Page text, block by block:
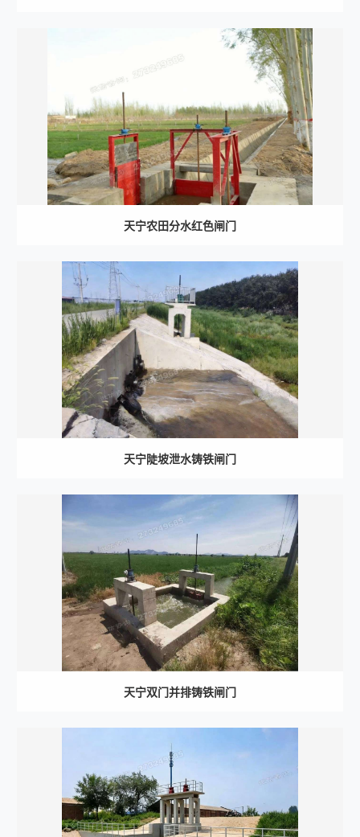
天宁农田分水红色闸门
天宁陡坡泄水铸铁闸门
天宁双门并排铸铁闸门